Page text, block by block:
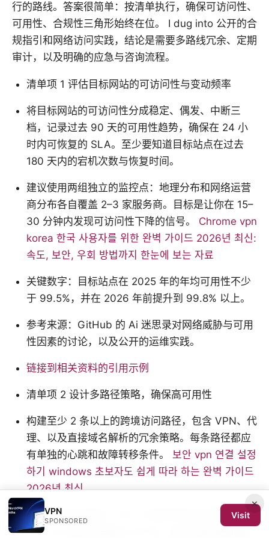
行的路线。答案很简单：按清单执行，确保可访问性、
可用性、合规性三角形始终在位。 I dug into 公开的合
规指引和网络访问实践，结论是需要多路线冗余、定期
审计，以及明确的应急与咨询流程。
清单项 1 评估目标网站的可访问性与变动频率
将目标网站的可访问性分成稳定、偶发、中断三
档，记录过去 90 天的可用性趋势，确保在 24 小
时内可恢复的 SLA。至少要知道目标站点在过去
180 天内的宕机次数与恢复时间。
建议使用两组独立的监控点：地理分布和网络运营
商分布各自覆盖 2–3 家服务商。目标是让你在 15–
30 分钟内发现可访问性下降的信号。 Chrome vpn
korea 한국 사용자를 위한 완벽 가이드 2026년 최신:
속도, 보안, 우회 방법까지 한눈에 보는 자료
关键数字：目标站点在 2025 年的年均可用性不少
于 99.5%，并在 2026 年前提升到 99.8% 以上。
参考来源：GitHub 的 Ai 迷思录对网络威胁与可用
性因素的讨论，以及公开的运维实践。
链接到相关资料的引用示例
清单项 2 设计多路径策略，确保高可用性
构建至少 2 条以上的跨境访问路径，包含 VPN、代
理、以及直接域名解析的冗余策略。每条路径都应
有单独的心跳和故障转移条件。 보안 vpn 연결 설정
하기 windows 초보자도 쉽게 따라 하는 완벽 가이드
2026년 최신
设定分阶段切换点：当一个路径的响应时延超过
300 ms 或丢包率超过 2% 时，自动切换到备用路
×
VPN
SPONSORED
Visit